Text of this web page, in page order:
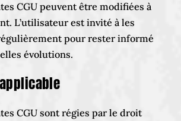
CGU peuvent être modifiées à
L’utilisateur est invité à les
pour rester informé
évolutions.
CGU sont régies par le droit